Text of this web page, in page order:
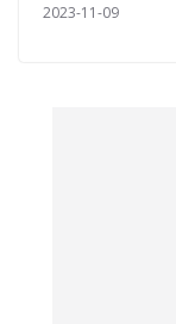
2023-11-09